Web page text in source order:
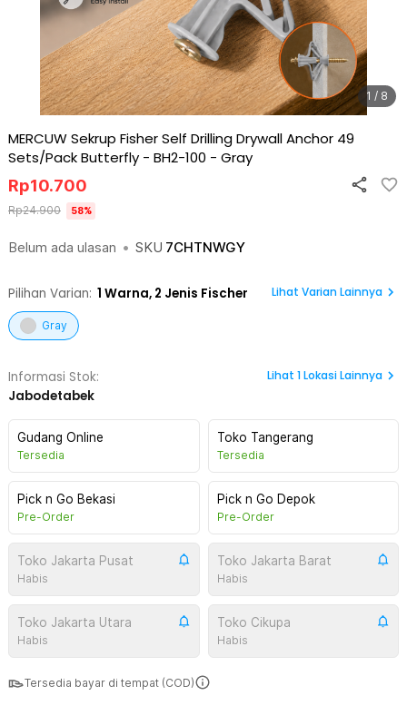
1 / 8
MERCUW Sekrup Fisher Self Drilling Drywall Anchor 49
Sets/Pack Butterfly - BH2-100 - Gray
Belum ada ulasan • SKU 7CHTNWGY
Rp10.700
Rp24.900 58%
Pilihan Varian: 1 Warna, 2 Jenis Fischer Lihat Varian Lainnya
Gray
Informasi Stok:
Jabodetabek
Lihat 1Lokasi Lainnya
Gudang Online
Tersedia
Toko Tangerang
Tersedia
Pick n Go Bekasi
Pre-Order
Pick n Go Depok
Pre-Order
Toko Jakarta Pusat
Habis
Toko Jakarta Barat
Habis
Toko Jakarta Utara
Habis
Toko Cikupa
Habis
Tersedia bayar di tempat (COD)